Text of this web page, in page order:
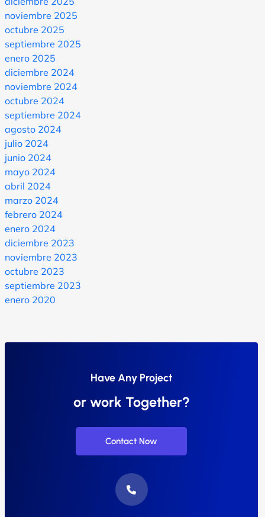
noviembre 2025
octubre 2025
septiembre 2025
enero 2025
diciembre 2024
noviembre 2024
octubre 2024
septiembre 2024
agosto 2024
julio 2024
junio 2024
mayo 2024
abril 2024
marzo 2024
febrero 2024
enero 2024
diciembre 2023
noviembre 2023
octubre 2023
septiembre 2023
enero 2020
Have Any Project
or work Together?
Contact Now